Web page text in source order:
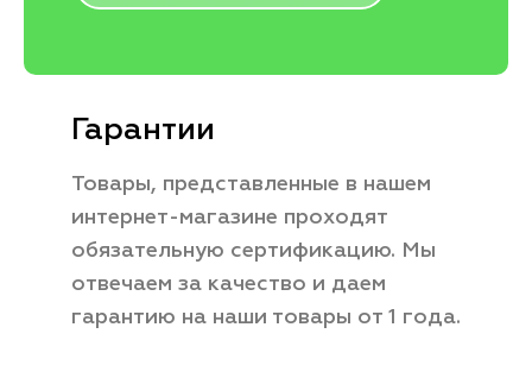
Гарантии
Товары, представленные в нашем
интернет-магазине проходят
обязательную сертификацию. Мы
отвечаем за качество и даем
гарантию на наши товары от 1 года.